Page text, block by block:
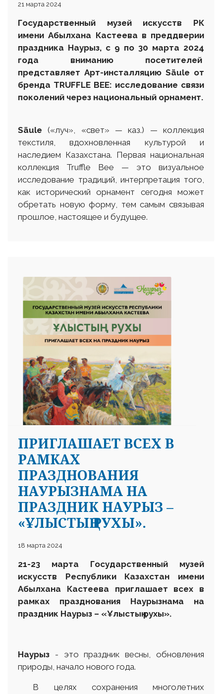
21 марта 2024
Государственный музей искусств РК
имени Абылхана Кастеева в преддверии
праздника Наурыз, с 9 по 30 марта 2024
года вниманию посетителей
представляет Арт-инсталляцию Säule от
бренда TRUFFLE BEE: исследование связи
поколений через национальный орнамент.
Säule («луч», «свет» — каз.) — коллекция
текстиля, вдохновленная культурой и
наследием Казахстана. Первая национальная
коллекция Truffle Bee — это визуальное
исследование традиций, интерпретация того,
как исторический орнамент сегодня может
обретать новую форму, тем самым связывая
прошлое, настоящее и будущее.
ПРИГЛАШАЕТ ВСЕХ В
РАМКАХ
ПРАЗДНОВАНИЯ
НАУРЫЗНАМА НА
ПРАЗДНИК НАУРЫЗ –
«ҰЛЫСТЫҢ РУХЫ».
18 марта 2024
21-23 марта Государственный музей
искусств Республики Казахстан имени
Абылхана Кастеева
приглашает всех в
рамках празднования Наурызнама на
праздник Наурыз – «Ұлыстың рухы».
Наурыз - это праздник весны, обновления
природы, начало нового года.
В целях сохранения многолетних